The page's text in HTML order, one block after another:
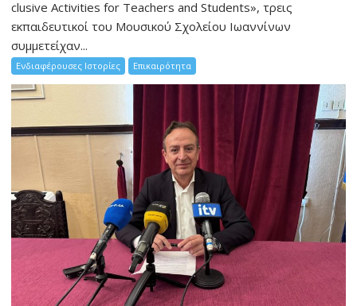
clusive Activities for Teachers and Students», τρεις
εκπαιδευτικοί του Μουσικού Σχολείου Ιωαννίνων
συμμετείχαν...
Ενδιαφέρουσες Ιστορίες Επικαιρότητα